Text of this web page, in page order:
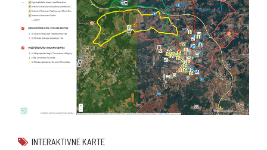
INTERAKTIVNE KARTE